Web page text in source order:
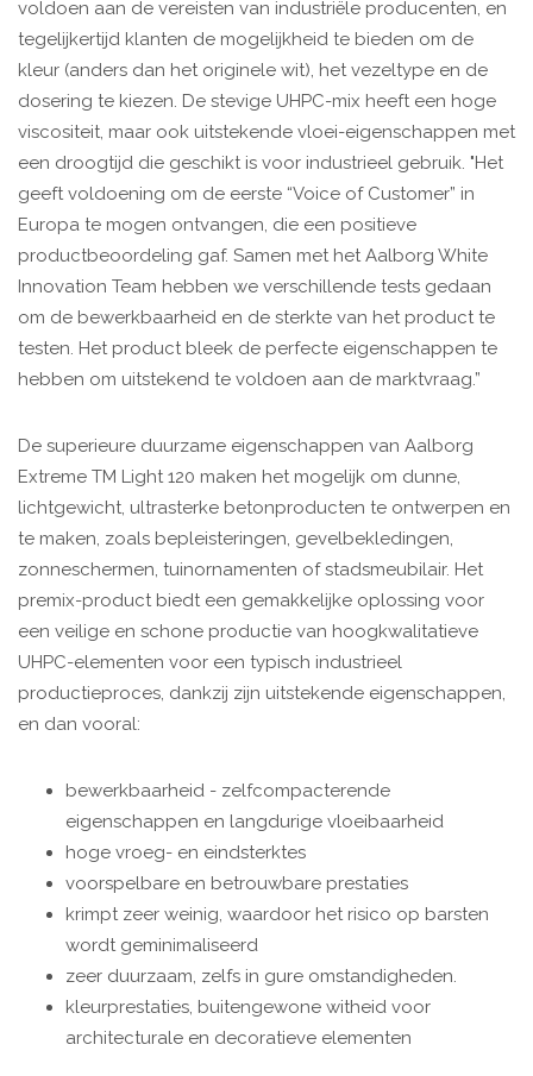
voldoen aan de vereisten van industriële producenten, en
tegelijkertijd klanten de mogelijkheid te bieden om de
kleur (anders dan het originele wit), het vezeltype en de
dosering te kiezen. De stevige UHPC-mix heeft een hoge
viscositeit, maar ook uitstekende vloei-eigenschappen met
een droogtijd die geschikt is voor industrieel gebruik. "Het
geeft voldoening om de eerste “Voice of Customer” in
Europa te mogen ontvangen, die een positieve
productbeoordeling gaf. Samen met het Aalborg White
Innovation Team hebben we verschillende tests gedaan
om de bewerkbaarheid en de sterkte van het product te
testen. Het product bleek de perfecte eigenschappen te
hebben om uitstekend te voldoen aan de marktvraag.”
De superieure duurzame eigenschappen van Aalborg
Extreme TM Light 120 maken het mogelijk om dunne,
lichtgewicht, ultrasterke betonproducten te ontwerpen en
te maken, zoals bepleisteringen, gevelbekledingen,
zonneschermen, tuinornamenten of stadsmeubilair. Het
premix-product biedt een gemakkelijke oplossing voor
een veilige en schone productie van hoogkwalitatieve
UHPC-elementen voor een typisch industrieel
productieproces, dankzij zijn uitstekende eigenschappen,
en dan vooral:
bewerkbaarheid - zelfcompacterende
eigenschappen en langdurige vloeibaarheid
hoge vroeg- en eindsterktes
voorspelbare en betrouwbare prestaties
krimpt zeer weinig, waardoor het risico op barsten
wordt geminimaliseerd
zeer duurzaam, zelfs in gure omstandigheden.
kleurprestaties, buitengewone witheid voor
architecturale en decoratieve elementen